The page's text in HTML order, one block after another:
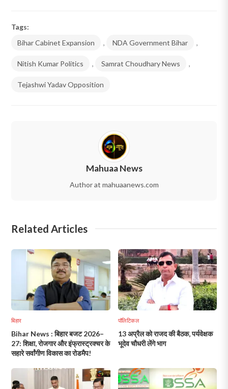
Tags:
Bihar Cabinet Expansion
, NDA Government Bihar ,
Nitish Kumar Politics , Samrat Choudhary News ,
Tejashwi Yadav Opposition
Mahuaa News
Author at mahuaanews.com
Related Articles
बिहार
Bihar News : बिहार बजट 2026–
27: शिक्षा, रोजगार और इंफ्रास्ट्रक्चर के
सहारे सर्वांगीण विकास का रोडमैप!
पॉलिटिकल
13 अप्रैल को राजद की बैठक, पर्यवेक्षक
भूदेव चौधरी लेंगे भाग